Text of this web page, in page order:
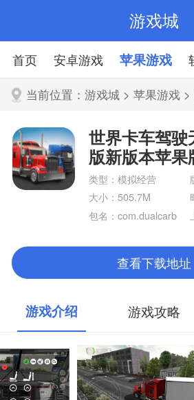
游戏城
首页 安卓游戏 苹果游戏
当前位置：游戏城 >苹果游戏
币汉化版新版本苹果版
世界卡车驾
版新版本苹果
类型：模拟经营
大小：505.7M
包名：com.dualcarb
ulator
查看下载地址
游戏介绍 游戏攻略